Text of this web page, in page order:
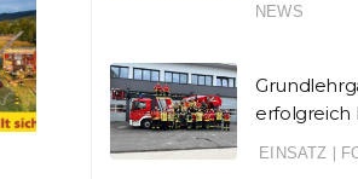
EINSATZ | FORTBILDUNG |
NEWS
erfolgreich
EINSATZ |